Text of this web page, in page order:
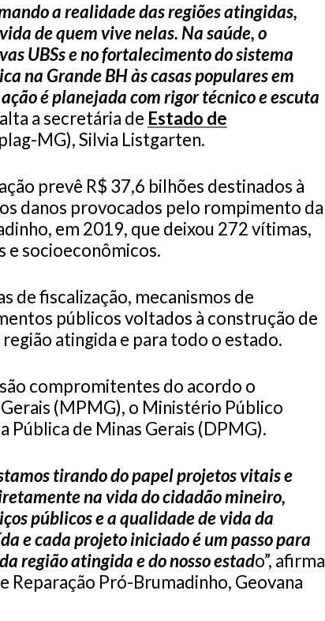
a realidade das regiões atingidas,
de quem vive nelas. Na saúde, o
UBSs e no fortalecimento do sistema
na Grande BH às casas populares em
é planejada com rigor técnico e escuta
a secretária de Estado de
MG), Silvia Listgarten.
prevê R$ 37,6 bilhões destinados à
danos provocados pelo rompimento da
em 2019, que deixou 272 vítimas,
e socioeconômicos.
de fiscalização, mecanismos de
públicos voltados à construção de
atingida e para todo o estado.
compromitentes do acordo o
(MPMG), o Ministério Público
Pública de Minas Gerais (DPMG).
tirando do papel projetos vitais e
na vida do cidadão mineiro,
públicos e a qualidade de vida da
e cada projeto iniciado é um passo para
região atingida e do nosso estado”, afirma
Reparação Pró-Brumadinho, Geovana